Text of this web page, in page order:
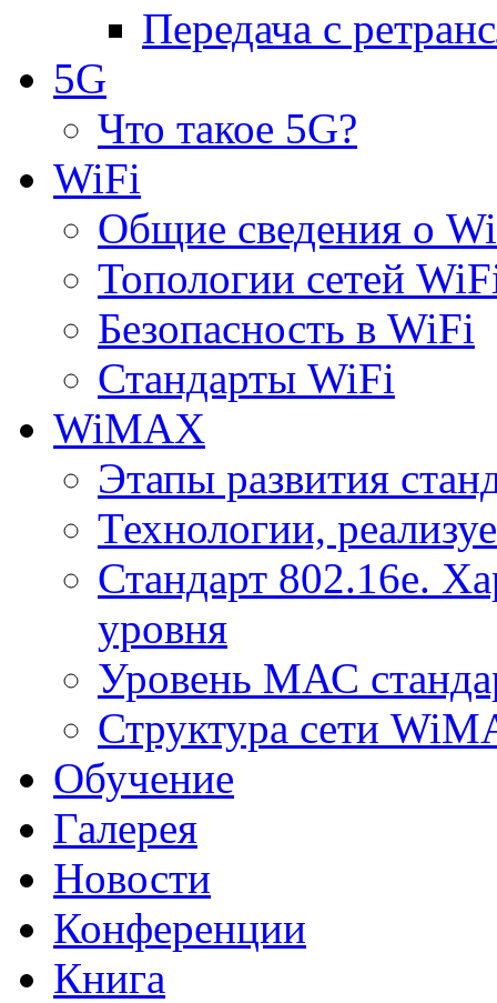
Передача с
5G
Что такое 5G?
WiFi
Общие сведения о
Топологии сетей
Безопасность в WiFi
Стандарты WiFi
WiMAX
Этапы развития
Технологии,
Стандарт 802.16е.
уровня
Уровень МАС
Структура сети
Обучение
Галерея
Новости
Конференции
Книга